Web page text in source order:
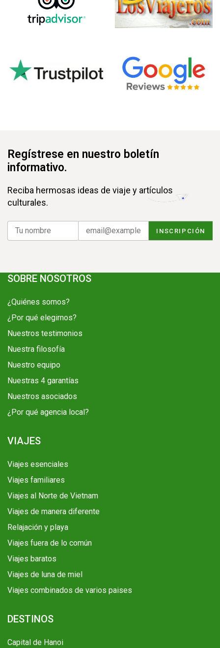
Regístrese en nuestro boletín
informativo.
Reciba hermosas ideas de viaje y artículos
culturales.
SOBRE NOSOTROS
¿Quiénes somos?
¿Por qué elegirnos?
Nuestros testimonios
Nuestra filosofía
Nuestro equipo
Nuestras 4 garantías
Nuestros asociados
¿Por qué agencia local?
VIAJES
Viajes esenciales
Viajes familiares
Viajes al Norte de Vietnam
Viajes de manera diferente
Relajación y playa
Viajes fuera de lo común
Viajes baratos
Viajes de luna de miel
Viajes combinados de varios paises
DESTINOS
Capital de Hanoi